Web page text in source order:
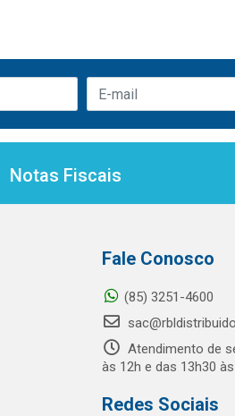
Notas Fiscais
Fale Conosco
(85) 3251-4600
Atendimento de
às 12h e das 13h30
Redes Sociais